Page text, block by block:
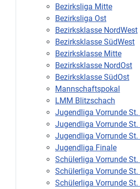
Bezirksliga Mitte
Bezirksliga Ost
Bezirksklasse NordWest
Bezirksklasse SüdWest
Bezirksklasse Mitte
Bezirksklasse NordOst
Bezirksklasse SüdOst
Mannschaftspokal
LMM Blitzschach
Jugendliga Vorrunde St.
Jugendliga Vorrunde
Jugendliga Vorrunde St.
Jugendliga Finale
Schülerliga Vorrunde St.
Schülerliga Vorrunde St.
Schülerliga Vorrunde St.